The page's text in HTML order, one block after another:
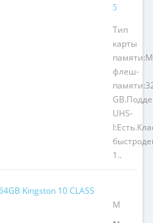
5
Тип
карты
флеш-
UHS-
1..
Модель: